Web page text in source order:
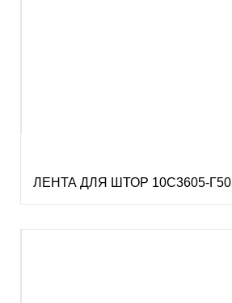
ЛЕНТА ДЛЯ ШТОР 10С3605-Г50